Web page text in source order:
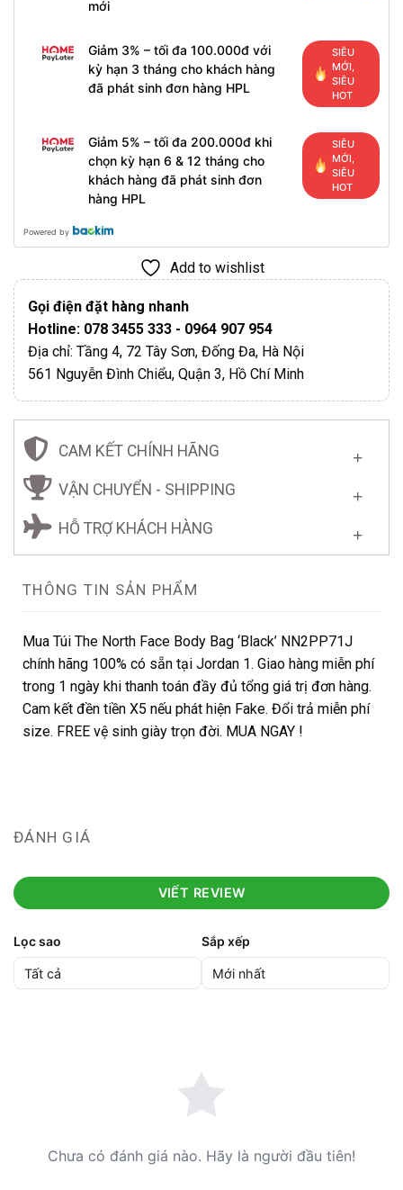
mới
Giảm 3% – tối đa 100.000đ với
kỳ hạn 3 tháng cho khách hàng
đã phát sinh đơn hàng HPL
SIÊU
MỚI,
SIÊU
HOT
Giảm 5% – tối đa 200.000đ khi
chọn kỳ hạn 6 & 12 tháng cho
khách hàng đã phát sinh đơn
hàng HPL
SIÊU
MỚI,
SIÊU
HOT
Powered by
Add to wishlist
Gọi điện đặt hàng nhanh
Hotline: 078 3455 333 - 0964 907 954
Địa chỉ: Tầng 4, 72 Tây Sơn, Đống Đa, Hà Nội
561 Nguyễn Đình Chiểu, Quận 3, Hồ Chí Minh
CAM KẾT CHÍNH HÃNG
VẬN CHUYỂN - SHIPPING
HỖ TRỢ KHÁCH HÀNG
THÔNG TIN SẢN PHẨM
Mua Túi The North Face Body Bag ‘Black’ NN2PP71J
chính hãng 100% có sẵn tại Jordan 1. Giao hàng miễn phí
trong 1 ngày khi thanh toán đầy đủ tổng giá trị đơn hàng.
Cam kết đền tiền X5 nếu phát hiện Fake. Đổi trả miễn phí
size. FREE vệ sinh giày trọn đời. MUA NGAY !
ĐÁNH GIÁ
VIẾT REVIEW
Lọc sao Sắp xếp
Chưa có đánh giá nào. Hãy là người đầu tiên!